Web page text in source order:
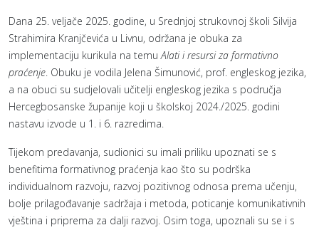
Dana 25. veljače 2025. godine, u Srednjoj strukovnoj školi Silvija
Strahimira Kranjčevića u Livnu, održana je obuka za
implementaciju kurikula na temuAlati i resursi za formativno
praćenje. Obuku je vodila Jelena Šimunović, prof. engleskog jezika,
a na obuci su sudjelovali učitelji engleskog jezika s područja
Hercegbosanske županije koji u školskoj 2024./2025. godini
nastavu izvode u 1. i 6. razredima.
Tijekom predavanja, sudionici su imali priliku upoznati se s
benefitima formativnog praćenja kao što su podrška
individualnom razvoju, razvoj pozitivnog odnosa prema učenju,
bolje prilagođavanje sadržaja i metoda, poticanje komunikativnih
vještina i priprema za dalji razvoj. Osim toga, upoznali su se i s